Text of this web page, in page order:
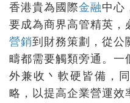
香港貴為國際金融中心
要成為商界高管精英，
營銷到財務策劃，從公
疇都需要觸類旁通。一
外兼收丶軟硬皆備，
略，以提高企業營運效